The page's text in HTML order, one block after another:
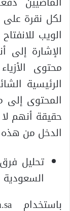
الإشارة
محتوى
الرئيسية
المحتوى
حقيقة أنهم
الدخل من هذه
تحليل
السعودية